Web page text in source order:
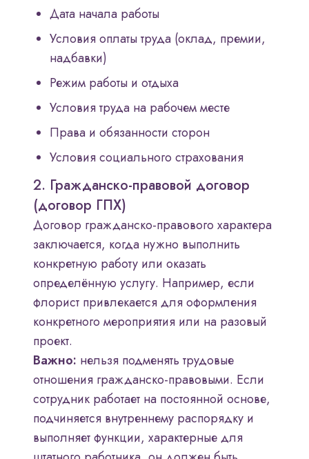
Дата начала работы
Условия оплаты труда (оклад, премии,
надбавки)
Режим работы и отдыха
Условия труда на рабочем месте
Права и обязанности сторон
Условия социального страхования
2. Гражданско-правовой договор
(договор ГПХ)
Договор гражданско-правового характера
заключается, когда нужно выполнить
конкретную работу или оказать
определённую услугу. Например, если
флорист привлекается для оформления
конкретного мероприятия или на разовый
проект.
Важно: нельзя подменять трудовые
отношения гражданско-правовыми. Если
сотрудник работает на постоянной основе,
подчиняется внутреннему распорядку и
выполняет функции, характерные для